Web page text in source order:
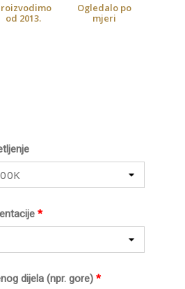
*
*
dijela (npr. gore)
od 2013.
Ogledalo po
mjeri